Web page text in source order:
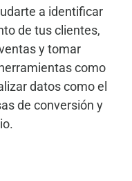
a identificar
de tus clientes,
y tomar
como
datos como el
de conversión y